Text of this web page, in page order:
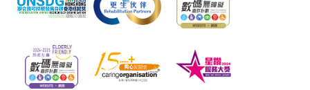
以上中文本純作參考之用，如內容與英文版本有任何歧義，一
切以英文版本為準。